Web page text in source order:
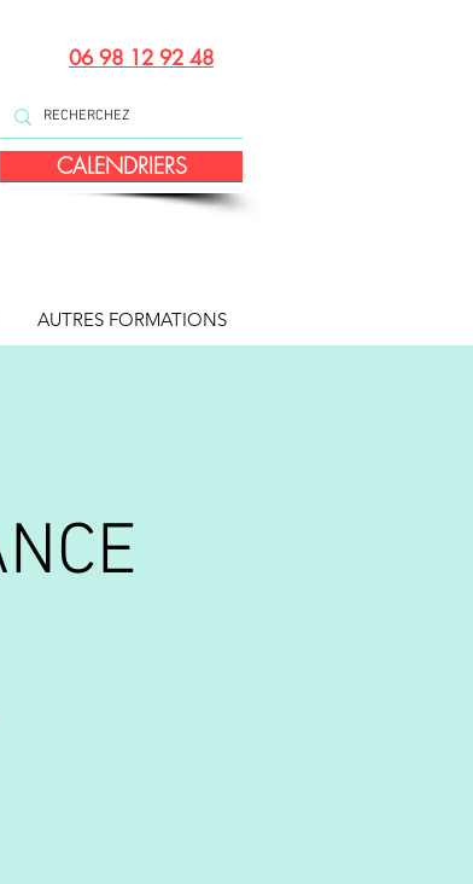
06 98 12 92 48
CALENDRIERS
AUTRES FORMATIONS